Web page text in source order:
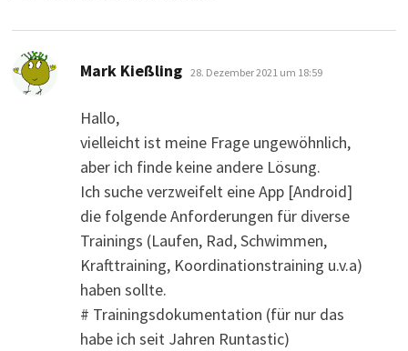
Mark Kießling sagt:
28. Dezember 2021 um 18:59
Hallo,
vielleicht ist meine Frage ungewöhnlich,
aber ich finde keine andere Lösung.
Ich suche verzweifelt eine App [Android]
die folgende Anforderungen für diverse
Trainings (Laufen, Rad, Schwimmen,
Krafttraining, Koordinationstraining u.v.a)
haben sollte.
# Trainingsdokumentation (für nur das
habe ich seit Jahren Runtastic)